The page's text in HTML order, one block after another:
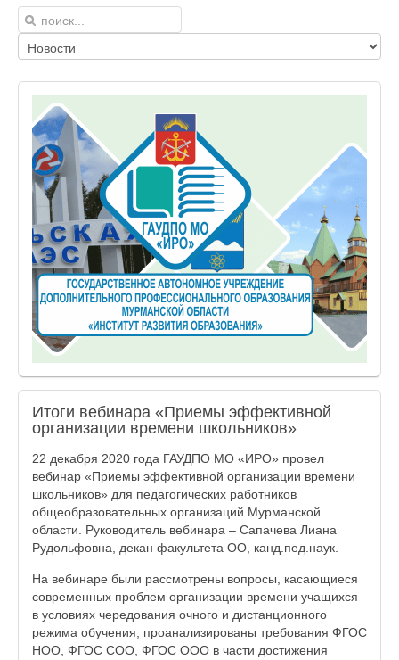
Итоги вебинара «Приемы эффективной
организации времени школьников»
22 декабря 2020 года ГАУДПО МО «ИРО» провел
вебинар «Приемы эффективной организации времени
школьников» для педагогических работников
общеобразовательных организаций Мурманской
области. Руководитель вебинара – Сапачева Лиана
Рудольфовна, декан факультета ОО, канд.пед.наук.
На вебинаре были рассмотрены вопросы, касающиеся
современных проблем организации времени учащихся
в условиях чередования очного и дистанционного
режима обучения, проанализированы требования ФГОС
НОО, ФГОС СОО, ФГОС ООО в части достижения